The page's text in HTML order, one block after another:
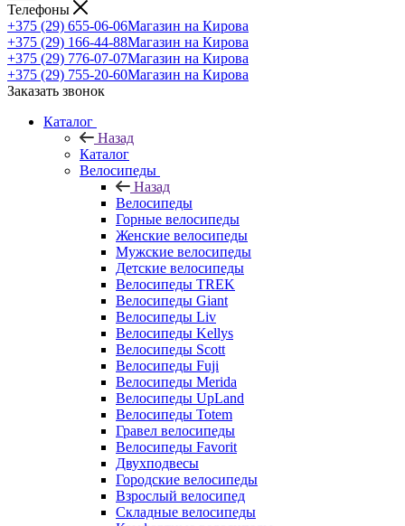
Телефоны
+375 (29) 655-06-06Магазин на Кирова
+375 (29) 166-44-88Магазин на Кирова
+375 (29) 776-07-07Магазин на Кирова
+375 (29) 755-20-60Магазин на Кирова
Заказать звонок
Каталог
Назад
Каталог
Велосипеды
Назад
Велосипеды
Горные велосипеды
Женские велосипеды
Мужские велосипеды
Детские велосипеды
Велосипеды TREK
Велосипеды Giant
Велосипеды Liv
Велосипеды Kellys
Велосипеды Scott
Велосипеды Fuji
Велосипеды Merida
Велосипеды UpLand
Велосипеды Totem
Гравел велосипеды
Велосипеды Favorit
Двухподвесы
Городские велосипеды
Взрослый велосипед
Складные велосипеды